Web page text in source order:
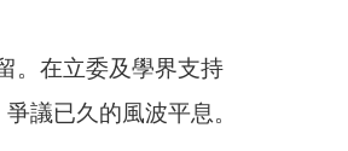
。在立委及學界支持
議已久的風波平息。